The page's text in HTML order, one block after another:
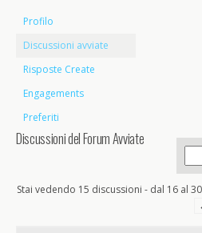
Profilo
Discussioni avviate
Risposte Create
Engagements
Preferiti
Discussioni del Forum Avviate
Stai vedendo 15 discussioni - dal 16 al